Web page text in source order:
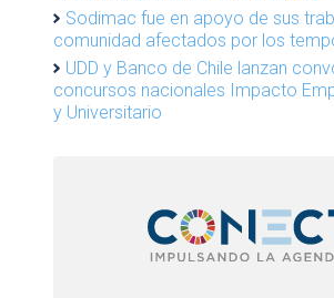
Sodimac fue en apoyo de sus
comunidad afectados por los
UDD y Banco de Chile lanzan
concursos nacionales Impacto
y Universitario